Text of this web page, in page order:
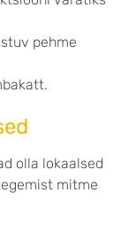
pehme
olla lokaalsed
mitme